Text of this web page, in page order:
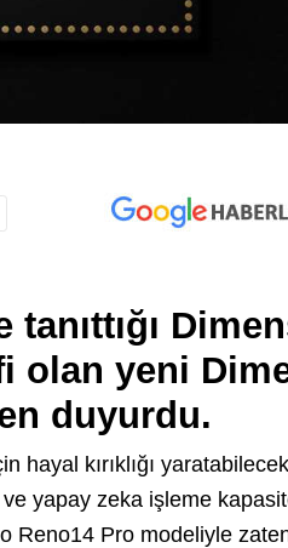
olan yeni
duyurdu.
hayal kırıklığı
yapay zeka işleme
Reno14 Pro modeliyle